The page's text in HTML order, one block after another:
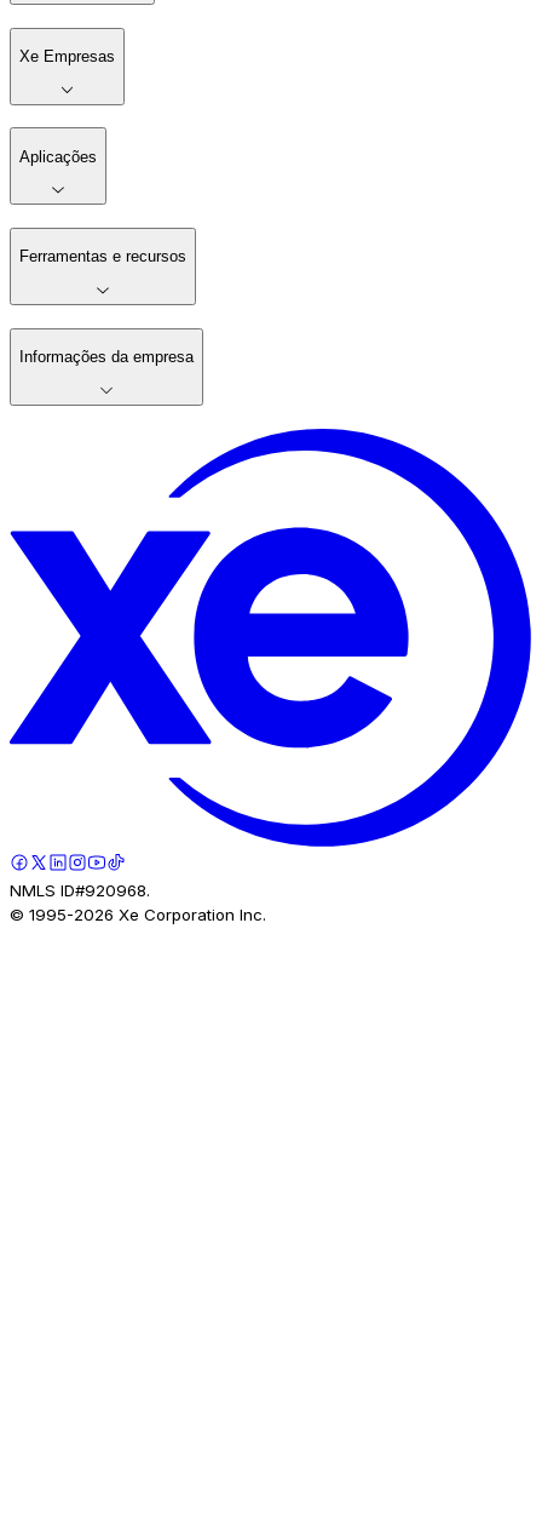
Xe Empresas
Aplicações
Ferramentas e recursos
Informações da empresa
NMLS ID#920968.
© 1995-2026 Xe Corporation Inc.